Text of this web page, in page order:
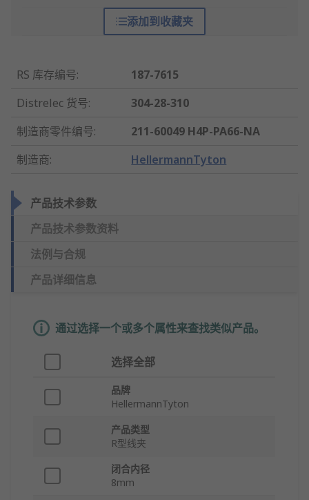
添加到收藏夹
RS 库存编号:
187-7615
Distrelec 货号:
304-28-310
制造商零件编号:
211-60049 H4P-PA66-NA
制造商: HellermannTyton
产品技术参数
产品技术参数资料
法例与合规
产品详细信息
通过选择一个或多个属性来查找类似产品。
选择全部
品牌
HellermannTyton
产品类型
R型线夹
闭合内径
8mm